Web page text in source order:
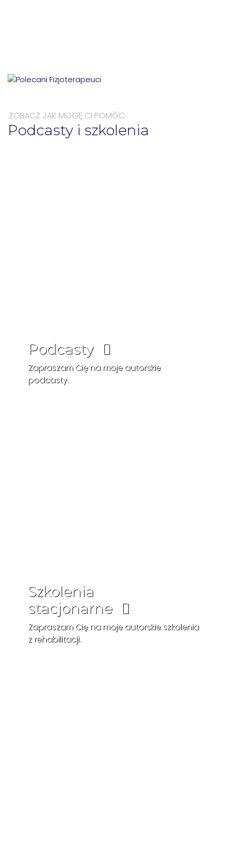
ZOBACZ JAK MOGĘ CI POMÓC
Podcasty i szkolenia
Podcasty
Zapraszam Cię na moje autorskie
podcasty.
Szkolenia
stacjonarne
Zapraszam Cię na moje autorskie szkolenia
z rehabilitacji.